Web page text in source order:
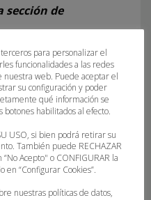
sección de
para personalizar el
funcionalidades a las redes
nuestra web. Puede aceptar el
su configuración y poder
qué información se
botones habilitados al efecto.
USO, si bien podrá retirar su
También puede RECHAZAR
Acepto" o CONFIGURAR la
en “Configurar Cookies”.
nuestras políticas de datos,